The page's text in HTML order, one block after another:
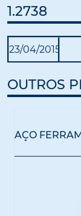
1.2738
23/04/2015
OUTROS
AÇO